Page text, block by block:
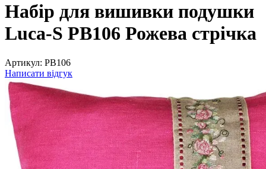
Набір для вишивки подушки
Luca-S PB106 Рожева стрічка
Артикул: PB106
Написати відгук